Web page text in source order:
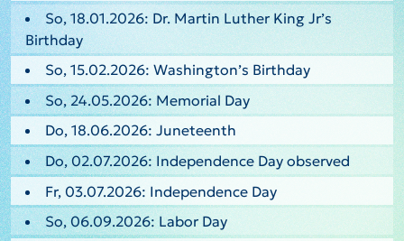
So, 18.01.2026: Dr. Martin Luther King Jr’s
Birthday
So, 15.02.2026: Washington’s Birthday
So, 24.05.2026: Memorial Day
Do, 18.06.2026: Juneteenth
Do, 02.07.2026: Independence Day observed
Fr, 03.07.2026: Independence Day
So, 06.09.2026: Labor Day